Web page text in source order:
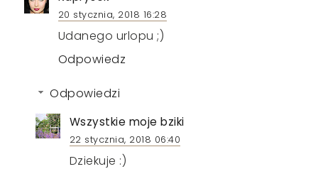
20 stycznia, 2018 16:28
Udanego urlopu ;)
Odpowiedz
Odpowiedzi
Wszystkie moje bziki
22 stycznia, 2018 06:40
Dziekuje :)